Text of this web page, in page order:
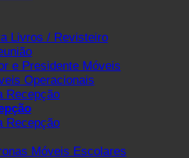
Livros / Revisteiro
e Presidente Móveis
Operacionais
Recepção
Recepção
Móveis Escolares